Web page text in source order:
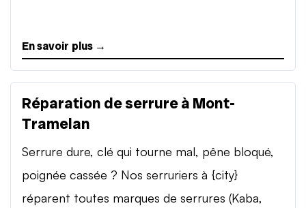
En savoir plus →
Réparation de serrure à Mont-
Tramelan
Serrure dure, clé qui tourne mal, pêne bloqué,
poignée cassée ? Nos serruriers à {city}
réparent toutes marques de serrures (Kaba,